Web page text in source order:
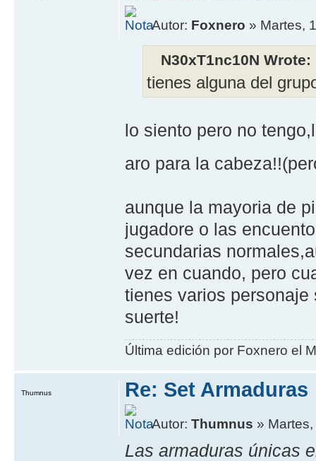
Autor: Foxnero » Martes,
N30xT1nc10N Wrote:
tienes alguna del
lo siento pero no
aro para la
aunque la mayoria de
jugadore o las
secundarias
vez en cuando, pero
tienes varios
suerte!
Última edición por Foxnero el
Re: Set Armaduras
Autor:Thumnus »
Las armaduras únicas
Thumnus